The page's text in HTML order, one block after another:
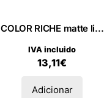
COLOR RICHE matte li...
13,11€
IVA incluido
Adicionar